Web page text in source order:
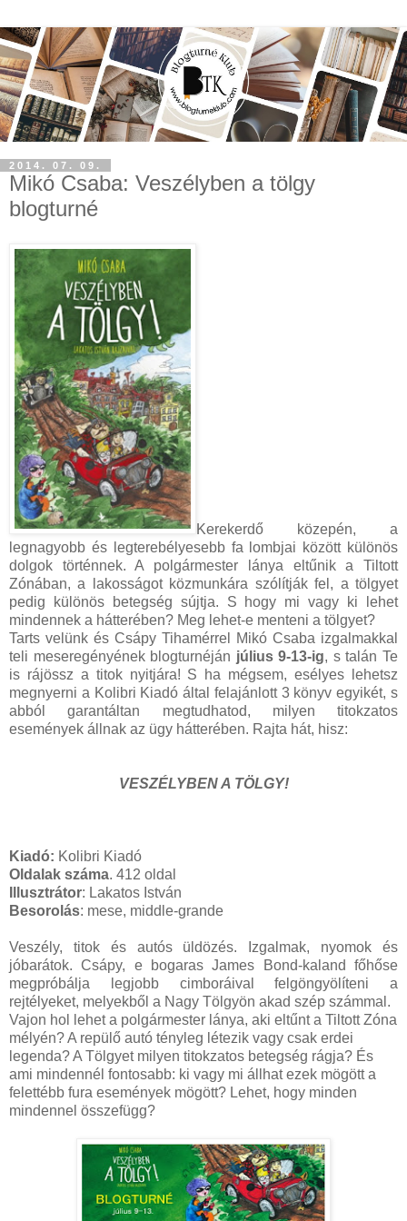
2014. 07. 09.
Mikó Csaba: Veszélyben a tölgy
blogturné
Kerekerdő közepén, a
legnagyobb és legterebélyesebb fa lombjai között különös
dolgok történnek. A polgármester lánya eltűnik a Tiltott
Zónában, a lakosságot közmunkára szólítják fel, a tölgyet
pedig különös betegség sújtja. S hogy mi vagy ki lehet
mindennek a hátterében? Meg lehet-e menteni a tölgyet?
Tarts velünk és Csápy Tihamérrel Mikó Csaba izgalmakkal
teli meseregényének blogturnéján július 9-13-ig, s talán Te
is rájössz a titok nyitjára! S ha mégsem, esélyes lehetsz
megnyerni a Kolibri Kiadó által felajánlott 3 könyv egyikét, s
abból garantáltan megtudhatod, milyen titokzatos
események állnak az ügy hátterében. Rajta hát, hisz:
VESZÉLYBEN A TÖLGY!
Kiadó: Kolibri Kiadó
Oldalak száma. 412 oldal
Illusztrátor: Lakatos István
Besorolás: mese, middle-grande
Veszély, titok és autós üldözés. Izgalmak, nyomok és
jóbarátok. Csápy, e bogaras James Bond-kaland főhőse
megpróbálja legjobb cimboráival felgöngyölíteni a
rejtélyeket, melyekből a Nagy Tölgyön akad szép számmal.
Vajon hol lehet a polgármester lánya, aki eltűnt a Tiltott Zóna
mélyén? A repülő autó tényleg létezik vagy csak erdei
legenda? A Tölgyet milyen titokzatos betegség rágja? És
ami mindennél fontosabb: ki vagy mi állhat ezek mögött a
felettébb fura események mögött? Lehet, hogy minden
mindennel összefügg?